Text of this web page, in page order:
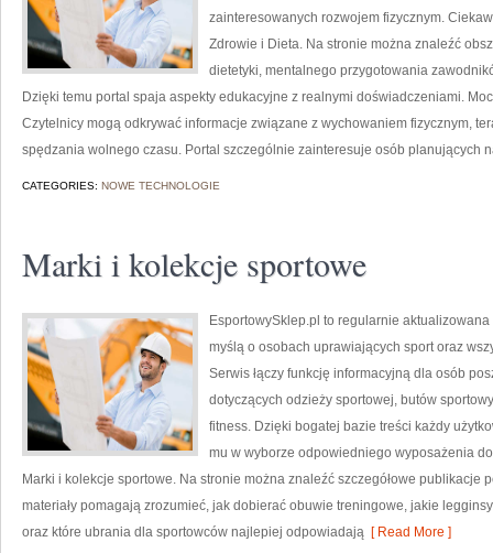
zainteresowanych rozwojem fizycznym.
Zdrowie i Dieta. Na stronie można znaleźć
dietetyki, mentalnego przygotowania
Dzięki temu portal spaja aspekty edukacyjne z realnymi doświadczeniami.
Czytelnicy mogą odkrywać informacje związane z wychowaniem fizycznym,
spędzania wolnego czasu. Portal szczególnie zainteresuje osób planujących
CATEGORIES: NOWE TECHNOLOGIE
Marki i kolekcje sportowe
EsportowySklep.pl to regularnie
myślą o osobach uprawiających sport oraz
Serwis łączy funkcję informacyjną dla osób
dotyczących odzieży sportowej, butów
fitness. Dzięki bogatej bazie treści każdy
mu w wyborze odpowiedniego wyposażenia
Marki i kolekcje sportowe. Na stronie można znaleźć szczegółowe publikacje
materiały pomagają zrozumieć, jak dobierać obuwie treningowe, jakie
oraz które ubrania dla sportowców najlepiej odpowiadają [ Read More ]